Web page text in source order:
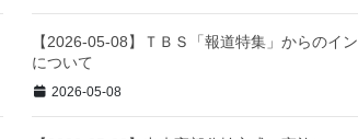
【2026-05-08】ＴＢＳ「報道特集」からのイ
について
2026-05-08